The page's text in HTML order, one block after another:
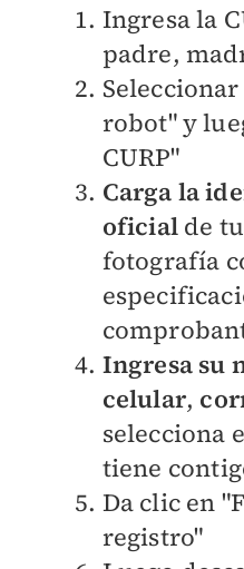
Ingresa la
padre,
robot" y
CURP"
Carga la
oficialde
fotografía
Ingresa su
celular,
selecciona
tiene
Da clic en
registro"